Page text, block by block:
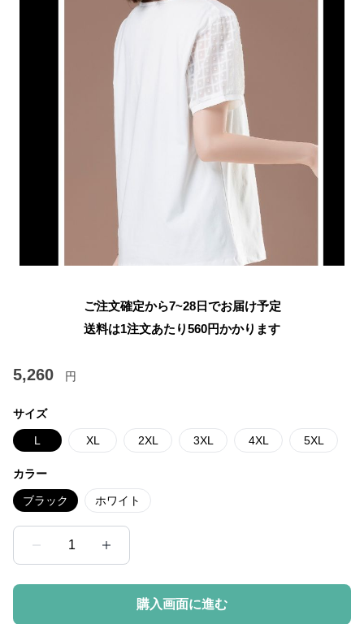
ご注文確定から7~28日でお届け予定
送料は1注文あたり560円かかります
5,260 円
サイズ
L XL 2XL 3XL 4XL 5XL
カラー
ブラック ホワイト
1
購入画面に進む